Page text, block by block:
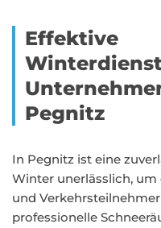
Effektive
Pegnitz
In Pegnitz ist eine
Winter unerlässlich,
und
professionelle